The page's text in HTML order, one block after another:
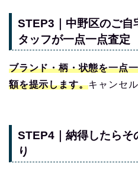
STEP3｜中野区のご自
タッフが一点一点査定
ブランド・柄・状態を一点
額を提示します。キャンセ
STEP4｜納得したらそ
り